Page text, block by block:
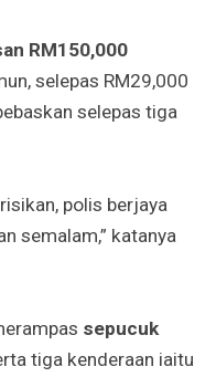
RM150,000
selepas RM29,000
selepas tiga
polis berjaya
semalam,” katanya
sepucuk
tiga kenderaan iaitu